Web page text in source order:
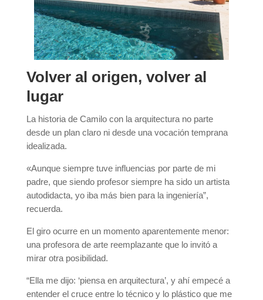
Volver al origen, volver al
lugar
La historia de Camilo con la arquitectura no parte
desde un plan claro ni desde una vocación temprana
idealizada.
«Aunque siempre tuve influencias por parte de mi
padre, que siendo profesor siempre ha sido un artista
autodidacta, yo iba más bien para la ingeniería”,
recuerda.
El giro ocurre en un momento aparentemente menor:
una profesora de arte reemplazante que lo invitó a
mirar otra posibilidad.
“Ella me dijo: ‘piensa en arquitectura’, y ahí empecé a
entender el cruce entre lo técnico y lo plástico que me